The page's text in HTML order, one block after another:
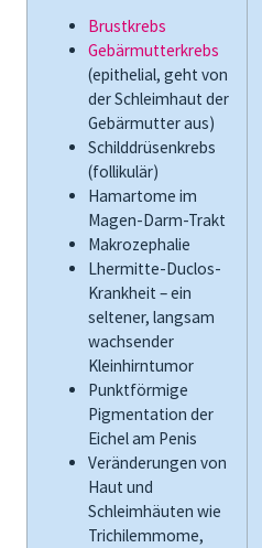
Brustkrebs
Gebärmutterkrebs
(epithelial, geht von
der Schleimhaut der
Gebärmutter aus)
Schilddrüsenkrebs
(follikulär)
Hamartome im
Magen-Darm-Trakt
Makrozephalie
Lhermitte-Duclos-
Krankheit – ein
seltener, langsam
wachsender
Kleinhirntumor
Punktförmige
Pigmentation der
Eichel am Penis
Veränderungen von
Haut und
Schleimhäuten wie
Trichilemmome,